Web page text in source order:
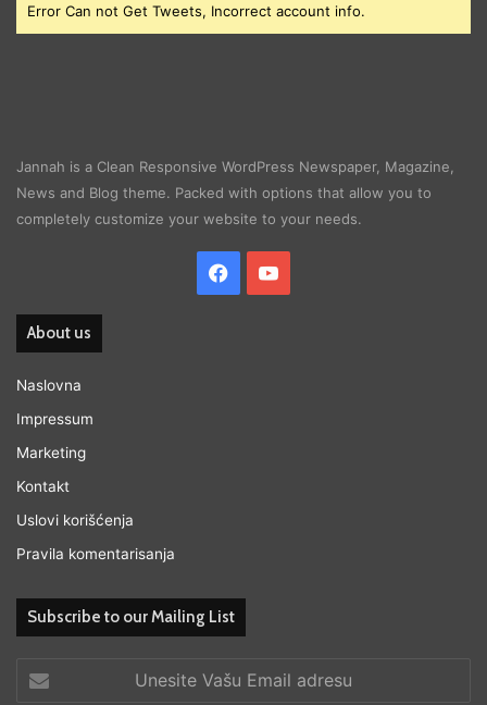
Error Can not Get Tweets, Incorrect account info.
Jannah is a Clean Responsive WordPress Newspaper, Magazine,
News and Blog theme. Packed with options that allow you to
completely customize your website to your needs.
FacebookYouTube
About us
Naslovna
Impressum
Marketing
Kontakt
Uslovi korišćenja
Pravila komentarisanja
Subscribe to our Mailing List
Vašu